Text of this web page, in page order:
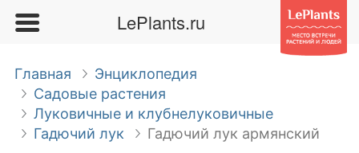
LePlants.ru
Главная
Энциклопедия
Садовые растения
Луковичные и клубнелуковичные
Гадючий лук
Гадючий лук армянский